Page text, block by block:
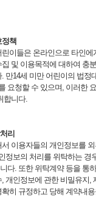
책
이들은 온라인으로 타인에
및 이용목적에 대하여 충
만14세 미만 어린이의 법정
요청할 수 있으며, 이러한
합니다.
리
이용자들의 개인정보를
정보의 처리를 위탁하는 경
다. 또한 위탁계약 등을 통
개인정보에 관한 비밀유지,
히 규정하고 당해 계약내